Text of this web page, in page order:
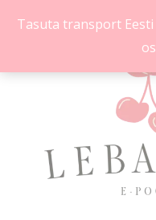
Tasuta transport